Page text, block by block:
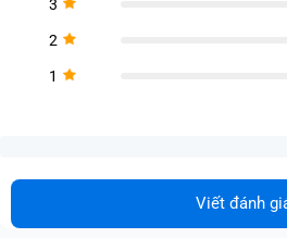
3
2
1
Viết đánh